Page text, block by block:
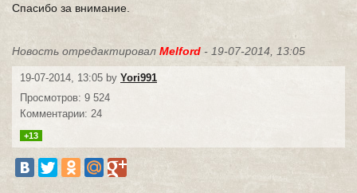
Спасибо за внимание.
Новость отредактировал Melford - 19-07-2014, 13:05
19-07-2014, 13:05 by Yori991
Просмотров: 9 524
Комментарии: 24
+13